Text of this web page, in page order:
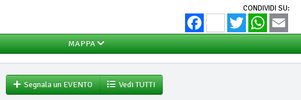
CONDIVIDI SU:
FacebookTwitter WhatsApp
MAPPA
Segnala un EVENTO Vedi TUTTI